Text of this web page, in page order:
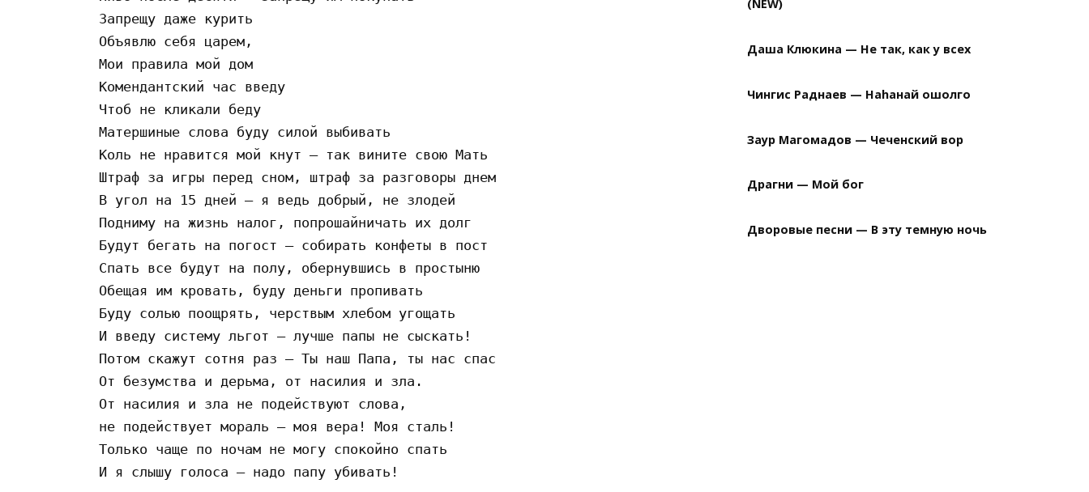
Запрещу даже курить
Объявлю себя царем,
Мои правила мой дом
Комендантский час введу
Чтоб не кликали беду
Матершиные слова буду силой выбивать
Коль не нравится мой кнут – так вините свою Мать
Штраф за игры перед сном, штраф за разговоры днем
В угол на 15 дней – я ведь добрый, не злодей
Подниму на жизнь налог, попрошайничать их долг
Будут бегать на погост – собирать конфеты в пост
Спать все будут на полу, обернувшись в простыню
Обещая им кровать, буду деньги пропивать
Буду солью поощрять, черствым хлебом угощать
И введу систему льгот – лучше папы не сыскать!
Потом скажут сотня раз – Ты наш Папа, ты нас спас
От безумства и дерьма, от насилия и зла.
От насилия и зла не подействуют слова,
не подействует мораль – моя вера! Моя сталь!
Только чаще по ночам не могу спокойно спать
(NEW)
Даша Клюкина — Не так, как у всех
Чингис Раднаев — Наhанай ошолго
Заур Магомадов — Чеченский вор
Драгни — Мой бог
Дворовые песни — В эту темную ночь